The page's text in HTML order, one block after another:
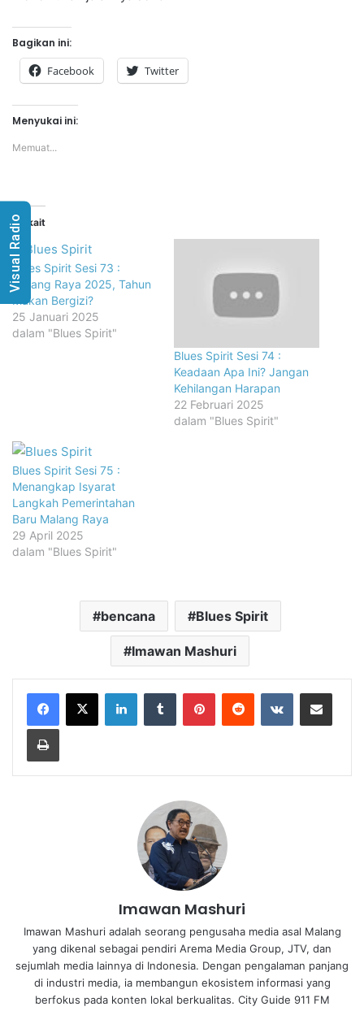
Bagikan ini:
Facebook Twitter
Menyukai ini:
Memuat...
Terkait
Blues Spirit Sesi 73 :
Malang Raya 2025, Tahun
Makan Bergizi?
25 Januari 2025
dalam "Blues Spirit"
Blues Spirit Sesi 74 :
Keadaan Apa Ini? Jangan
Kehilangan Harapan
22 Februari 2025
dalam "Blues Spirit"
Blues Spirit Sesi 75 :
Menangkap Isyarat
Langkah Pemerintahan
Baru Malang Raya
29 April 2025
dalam "Blues Spirit"
bencana Blues Spirit
Imawan Mashuri
LinkedInTumblr PinterestReddit VKontakteShare via Email
Print
Imawan Mashuri
Imawan Mashuri adalah seorang pengusaha media asal Malang
yang dikenal sebagai pendiri Arema Media Group, JTV, dan
sejumlah media lainnya di Indonesia. Dengan pengalaman panjang
di industri media, ia membangun ekosistem informasi yang
berfokus pada konten lokal berkualitas. City Guide 911 FM
Visual Radio